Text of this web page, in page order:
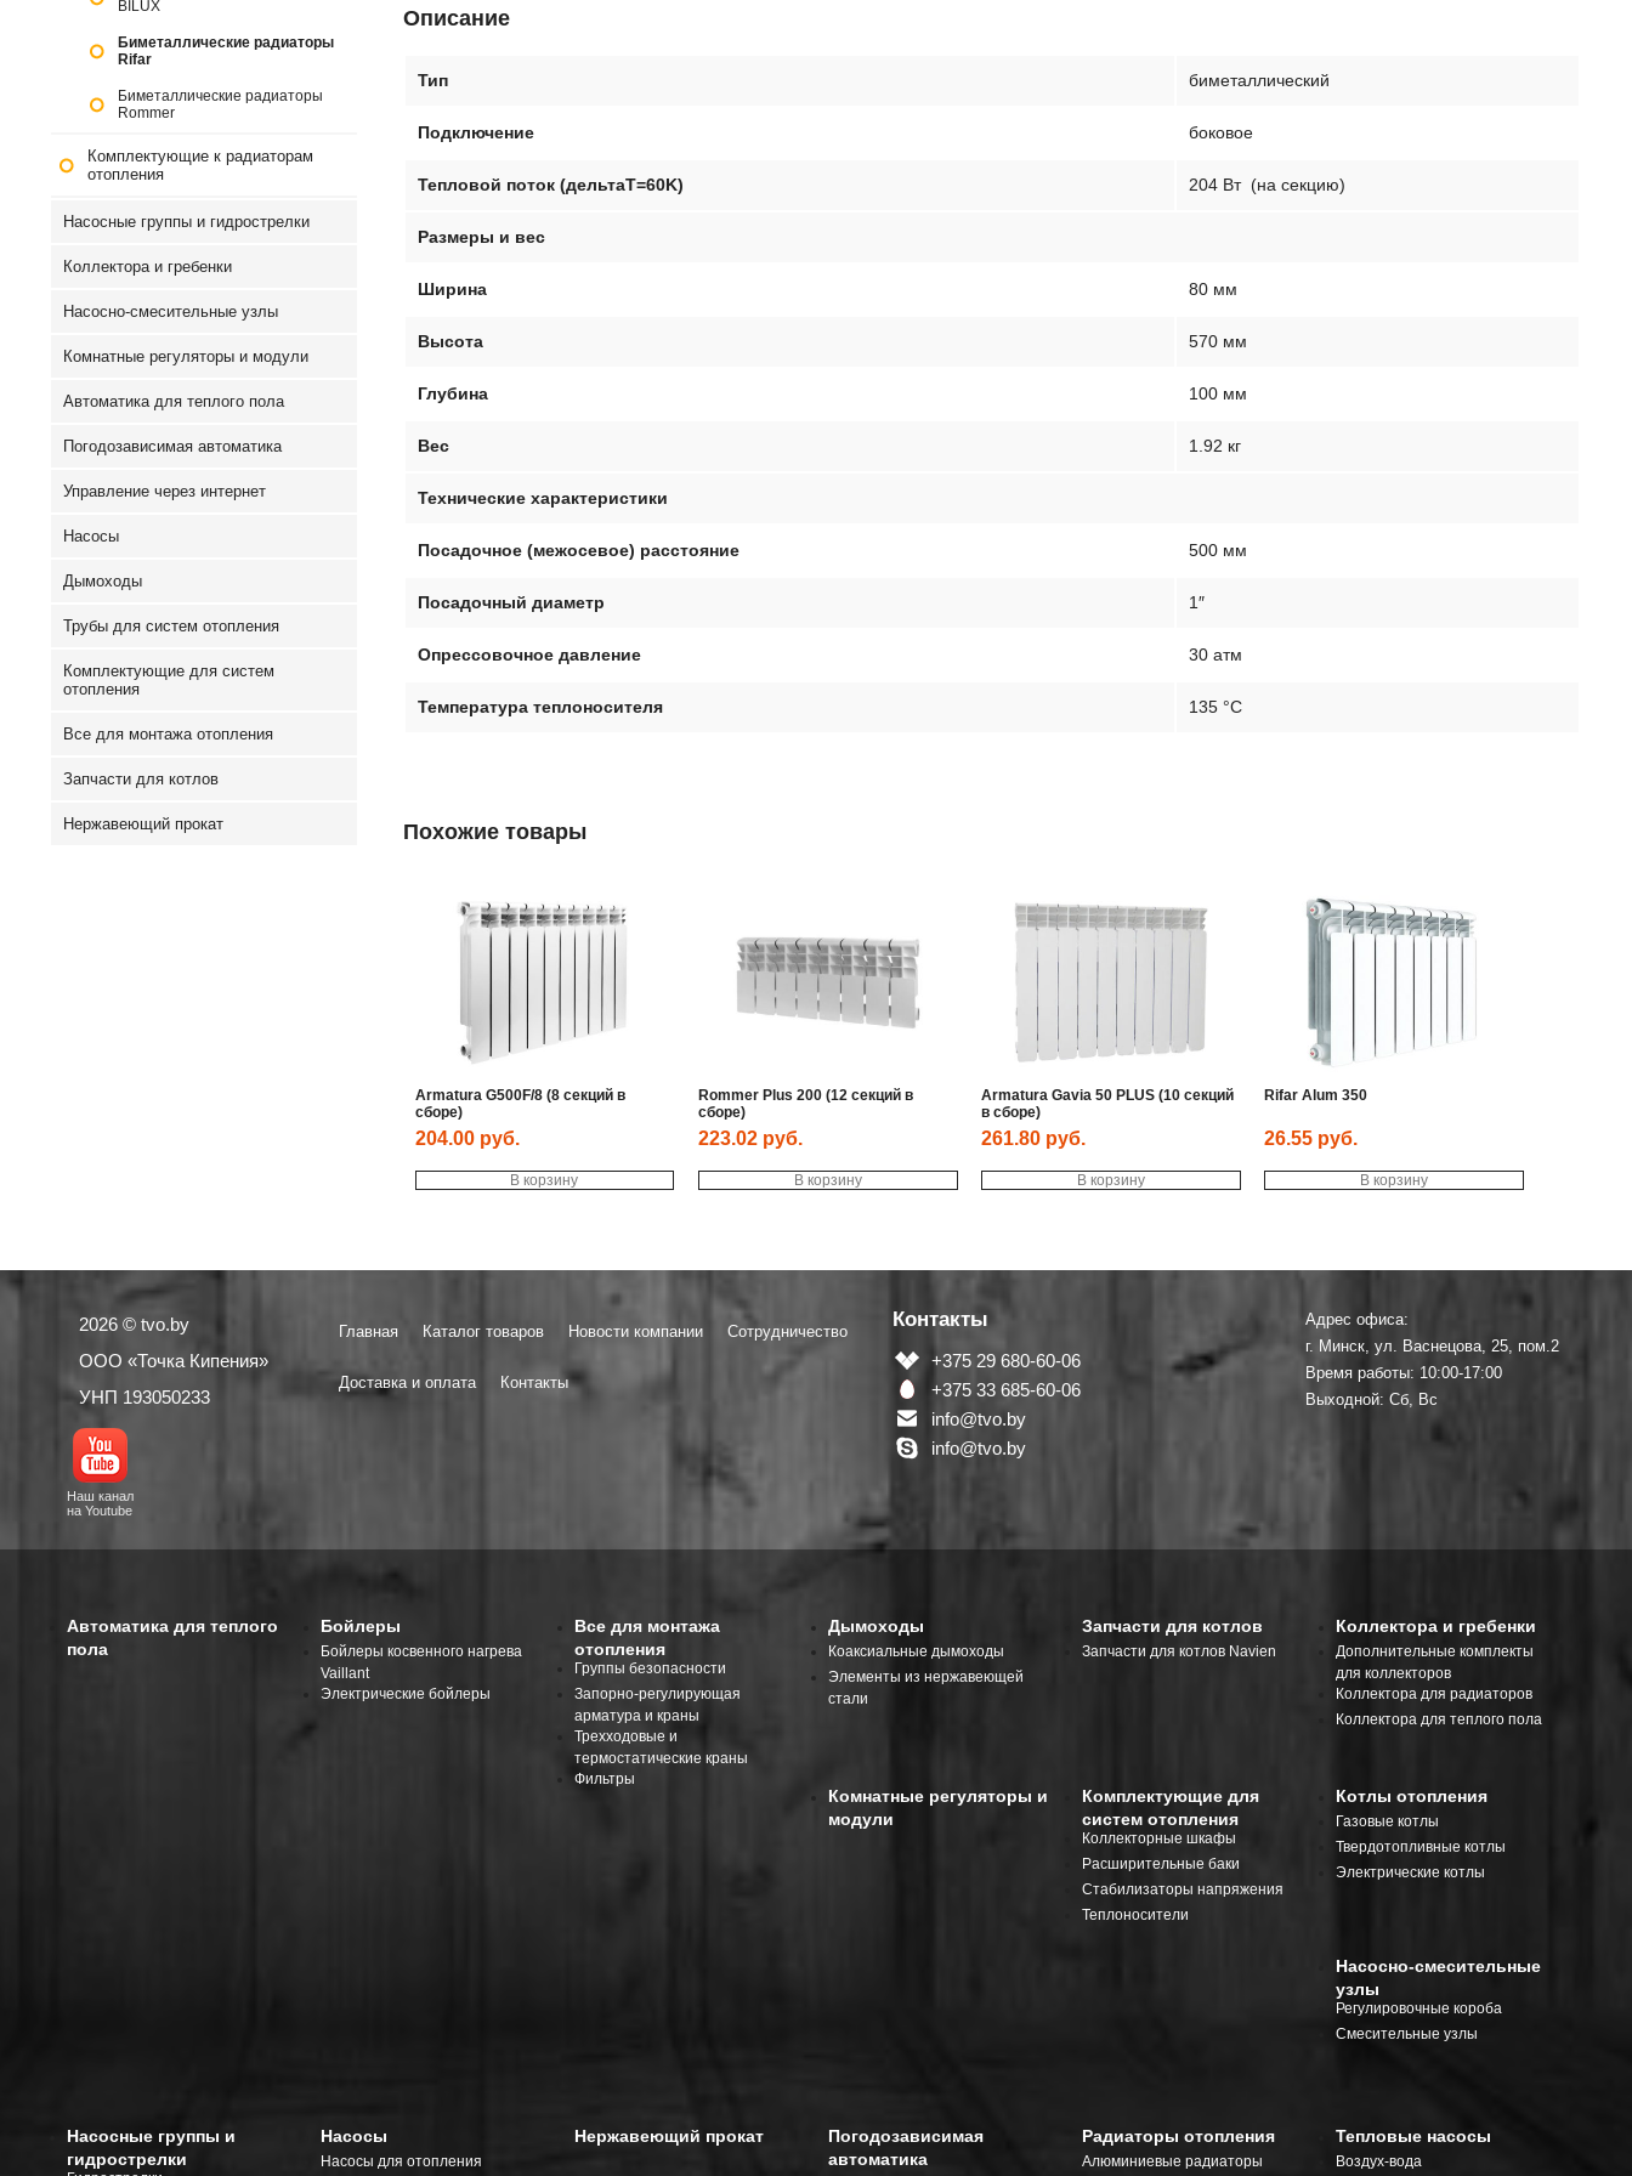
Описание
Тип биметаллический
Подключение боковое
Тепловой поток (дельтаТ=60K) 204 Вт(на секцию)
Размеры и вес
Ширина 80 мм
Высота 570 мм
Глубина 100 мм
Вес 1.92 кг
Технические характеристики
Посадочное (межосевое) расстояние 500 мм
Посадочный диаметр 1″
Опрессовочное давление 30 атм
Температура теплоносителя 135 °C
Похожие товары
Armatura G500F/8 (8 секций в
сборе)
204.00 руб.
В корзину
Rommer Plus 200 (12 секций в
сборе)
223.02 руб.
В корзину
Armatura Gavia 50 PLUS (10 секций
в сборе)
261.80 руб.
В корзину
Rifar Alum 350
26.55 руб.
В корзину
BILUX
Биметаллические радиаторы
Rifar
Биметаллические радиаторы
Rommer
Комплектующие к радиаторам
отопления
Насосные группы и гидрострелки
Коллектора и гребенки
Насосно-смесительные узлы
Комнатные регуляторы и модули
Автоматика для теплого пола
Погодозависимая автоматика
Управление через интернет
Насосы
Дымоходы
Трубы для систем отопления
Комплектующие для систем
отопления
Все для монтажа отопления
Запчасти для котлов
Нержавеющий прокат
2026 © tvo.by
ООО «Точка Кипения»
УНП 193050233
Наш канал
на Youtube
Главная Каталог товаров Новости компании Сотрудничество
Доставка и оплата Контакты
Контакты
+375 29 680-60-06
+375 33 685-60-06
info@tvo.by
info@tvo.by
Адрес офиса:
г. Минск, ул. Васнецова, 25, пом.2
Время работы: 10:00-17:00
Выходной: Сб, Вс
Автоматика для теплого
пола
Бойлеры
Бойлеры косвенного нагрева
Vaillant
Электрические бойлеры
Все для монтажа
отопления
Группы безопасности
Запорно-регулирующая
арматура и краны
Трехходовые и
термостатические краны
Фильтры
Дымоходы
Коаксиальные дымоходы
Элементы из нержавеющей
стали
Запчасти для котлов
Запчасти для котлов Navien
Коллектора и гребенки
Дополнительные комплекты
для коллекторов
Коллектора для радиаторов
Коллектора для теплого пола
Комнатные регуляторы и
модули
Комплектующие для
систем отопления
Коллекторные шкафы
Расширительные баки
Стабилизаторы напряжения
Теплоносители
Котлы отопления
Газовые котлы
Твердотопливные котлы
Электрические котлы
Насосно-смесительные
узлы
Регулировочные короба
Смесительные узлы
Насосные группы и
гидрострелки
Насосы
Насосы для отопления
Нержавеющий прокат Погодозависимая
автоматика
Радиаторы отопления
Алюминиевые радиаторы
Тепловые насосы
Воздух-вода